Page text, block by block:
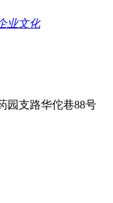
业文化
园支路华佗巷88号